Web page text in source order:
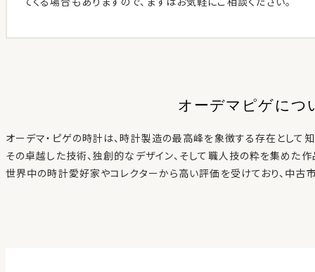
オーデマピゲにつ
オーデマ・ピゲの時計は、時計製造の最高峰を象徴する存在として知
その卓越した技術、独創的なデザイン、そして職人技の粋を集めた作
世界中の時計愛好家やコレクターから高い評価を受けており、中古